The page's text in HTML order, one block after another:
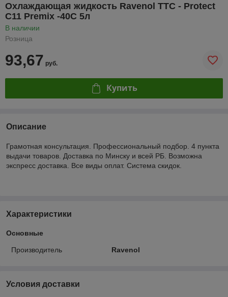
Охлаждающая жидкость Ravenol TTC - Protect
C11 Premix -40C 5л
В наличии
Розница
93,67 руб.
Купить
Описание
Грамотная консультация. Профессиональный подбор. 4 пункта
выдачи товаров. Доставка по Минску и всей РБ. Возможна
экспресс доставка. Все виды оплат. Система скидок.
Характеристики
Основные
Производитель Ravenol
Условия доставки